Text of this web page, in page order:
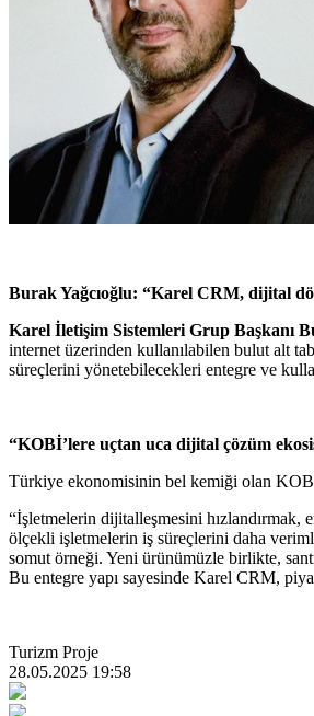
Burak Yağcıoğlu: “Karel CRM, dijital
Karel İletişim Sistemleri Grup Başkanı
internet üzerinden kullanılabilen bulut alt
süreçlerini yönetebilecekleri entegre ve
“KOBİ’lere uçtan uca dijital çözüm
Türkiye ekonomisinin bel kemiği olan
“İşletmelerin dijitalleşmesini hızlandırmak,
ölçekli işletmelerin iş süreçlerini daha
somut örneği. Yeni ürünümüzle birlikte,
Bu entegre yapı sayesinde Karel CRM,
Turizm Proje
28.05.2025 19:58